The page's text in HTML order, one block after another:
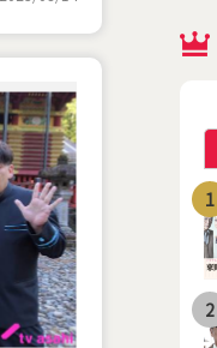
1
2